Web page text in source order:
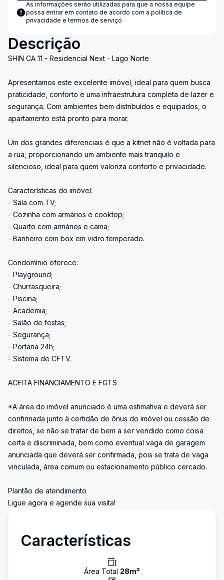
As informações serão utilizadas para que a nossa equipe
possa entrar em contato de acordo com a política de
privacidade e termos de serviço
Descrição
SHIN CA 11 - Residencial Next - Lago Norte
Apresentamos este excelente imóvel, ideal para quem busca
praticidade, conforto e uma infraestrutura completa de lazer e
segurança. Com ambientes bem distribuídos e equipados, o
apartamento está pronto para morar.
Um dos grandes diferenciais é que a kitnet não é voltada para
a rua, proporcionando um ambiente mais tranquilo e
silencioso, ideal para quem valoriza conforto e privacidade.
Características do imóvel:
- Sala com TV;
- Cozinha com armários e cooktop;
- Quarto com armários e cama;
- Banheiro com box em vidro temperado.
Condomínio oferece:
- Playground;
- Churrasqueira;
- Piscina;
- Academia;
- Salão de festas;
- Segurança;
- Portaria 24h;
- Sistema de CFTV.
ACEITA FINANCIAMENTO E FGTS
*A área do imóvel anunciado é uma estimativa e deverá ser
confirmada junto à certidão de ônus do imóvel ou cessão de
direitos, se não se tratar de bem a ser vendido como coisa
certa e discriminada, bem como eventual vaga de garagem
anunciada que deverá ser confirmada, pois se trata de vaga
vinculada, área comum ou estacionamento público cercado.
Plantão de atendimento
Ligue agora e agende sua visita!
Características
Área Total 28m²